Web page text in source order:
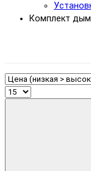
Комплект